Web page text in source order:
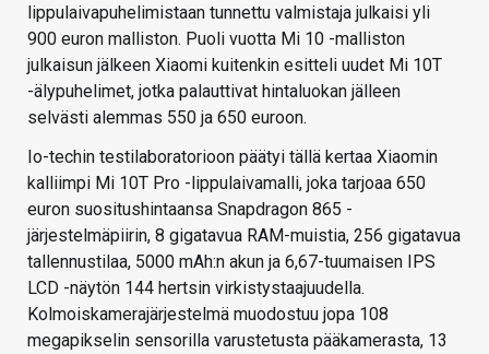
lippulaivapuhelimistaan tunnettu valmistaja julkaisi yli
900 euron malliston. Puoli vuotta Mi 10 -malliston
julkaisun jälkeen Xiaomi kuitenkin esitteli uudet Mi 10T
-älypuhelimet, jotka palauttivat hintaluokan jälleen
selvästi alemmas 550 ja 650 euroon.
Io-techin testilaboratorioon päätyi tällä kertaa Xiaomin
kalliimpi Mi 10T Pro -lippulaivamalli, joka tarjoaa 650
euron suositushintaansa Snapdragon 865 -
järjestelmäpiirin, 8 gigatavua RAM-muistia, 256 gigatavua
tallennustilaa, 5000 mAh:n akun ja 6,67-tuumaisen IPS
LCD -näytön 144 hertsin virkistystaajuudella.
Kolmoiskamerajärjestelmä muodostuu jopa 108
megapikselin sensorilla varustetusta pääkamerasta, 13